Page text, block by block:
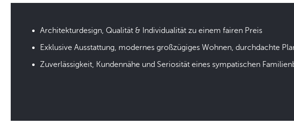
Architekturdesign, Qualität & Individualität zu einem fairen Preis
Exklusive Ausstattung, modernes großzügiges Wohnen, durchdachte
Zuverlässigkeit, Kundennähe und Seriosität eines sympatischen